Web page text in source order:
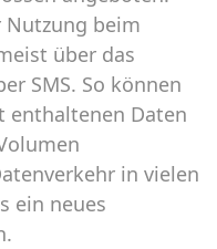
Nutzung beim
über das
SMS. So können
enthaltenen Daten
in vielen
ein neues